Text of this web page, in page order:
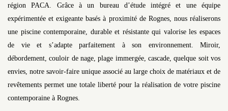
région PACA. Grâce à un bureau d’étude intégré et une équipe
expérimentée et exigeante basés à proximité de Rognes, nous réaliserons
une piscine contemporaine, durable et résistante qui valorise les espaces
de vie et s’adapte parfaitement à son environnement. Miroir,
débordement, couloir de nage, plage immergée, cascade, quelque soit vos
envies, notre savoir-faire unique associé au large choix de matériaux et de
revêtements permet une totale liberté pour la réalisation de votre piscine
contemporaine à Rognes.